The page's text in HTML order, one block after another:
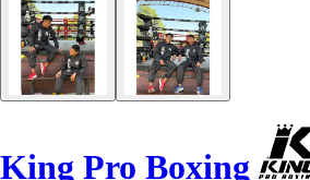
King Pro Boxing